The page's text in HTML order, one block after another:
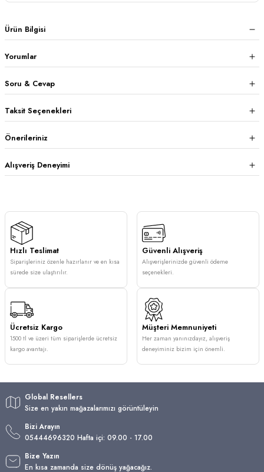
Ürün Bilgisi
Yorumlar
Soru & Cevap
Taksit Seçenekleri
Önerileriniz
Alışveriş Deneyimi
Hızlı Teslimat
Siparişleriniz özenle hazırlanır ve en kısa
sürede size ulaştırılır.
Güvenli Alışveriş
Alışverişlerinizde güvenli ödeme
seçenekleri.
Ücretsiz Kargo
1500 tl ve üzeri tüm siparişlerde ücretsiz
kargo avantajı.
Müşteri Memnuniyeti
Her zaman yanınızdayız, alışveriş
deneyiminiz bizim için önemli.
Global Resellers
Size en yakın mağazalarımızı görüntüleyin
Bizi Arayın
05444696320 Hafta içi: 09.00 - 17.00
Bize Yazın
En kısa zamanda size dönüş yağacağız.